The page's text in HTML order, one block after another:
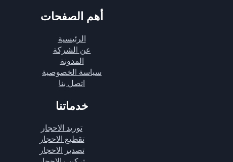
أهم الصفحات
الرئيسية
عن الشركة
المدونة
سياسة الخصوصية
اتصل بنا
خدماتنا
توريد الاحجار
تقطيع الاحجار
تصدير الاحجار